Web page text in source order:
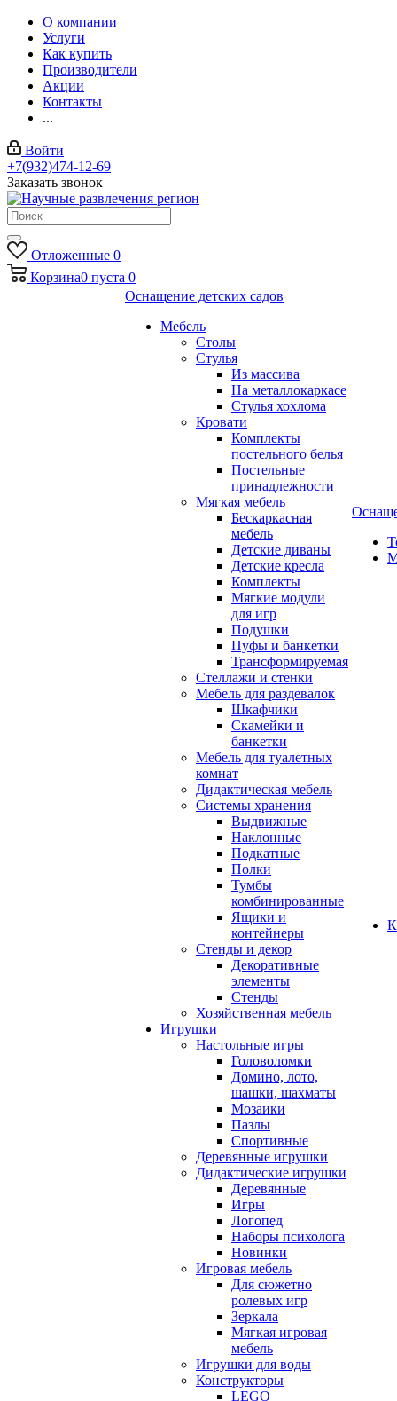
О компании
Услуги
Как купить
Производители
Акции
Контакты
...
Войти
+7(932)474-12-69
Заказать звонок
Отложенные 0
Корзина0 пуста 0
Оснащение детских садов
Мебель
Столы
Стулья
Из массива
На металлокаркасе
Стулья хохлома
Кровати
Комплекты
постельного белья
Постельные
принадлежности
Мягкая мебель
Бескаркасная
мебель
Детские диваны
Детские кресла
Комплекты
Мягкие модули
для игр
Подушки
Пуфы и банкетки
Трансформируемая
Стеллажи и стенки
Мебель для раздевалок
Шкафчики
Скамейки и
банкетки
Мебель для туалетных
комнат
Дидактическая мебель
Системы хранения
Выдвижные
Наклонные
Подкатные
Полки
Тумбы
комбинированные
Ящики и
контейнеры
Стенды и декор
Декоративные
элементы
Стенды
Хозяйственная мебель
Игрушки
Настольные игры
Головоломки
Домино, лото,
шашки, шахматы
Мозаики
Пазлы
Спортивные
Деревянные игрушки
Дидактические игрушки
Деревянные
Игры
Логопед
Наборы психолога
Новинки
Игровая мебель
Для сюжетно
ролевых игр
Зеркала
Мягкая игровая
мебель
Игрушки для воды
Конструкторы
LEGO